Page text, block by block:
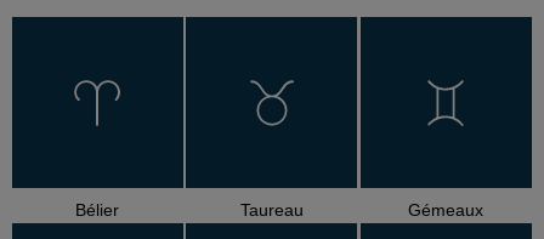
Bélier Taureau Gémeaux